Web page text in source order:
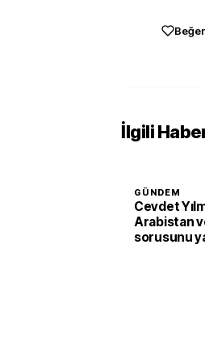
İlgili
GÜNDEM
Cevdet
Arabistan
sorusunu